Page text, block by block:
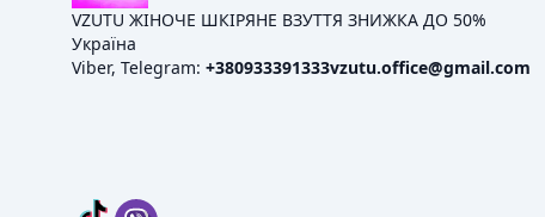
VZUTU ЖІНОЧЕ ШКІРЯНЕ ВЗУТТЯ ЗНИЖКА ДО 50%
Україна
Viber, Telegram: +380933391333vzutu.office@gmail.com